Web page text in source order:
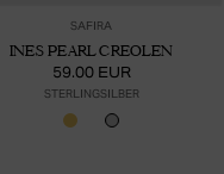
SAFIRA
INES PEARL CREOLEN
59.00 EUR
STERLINGSILBER